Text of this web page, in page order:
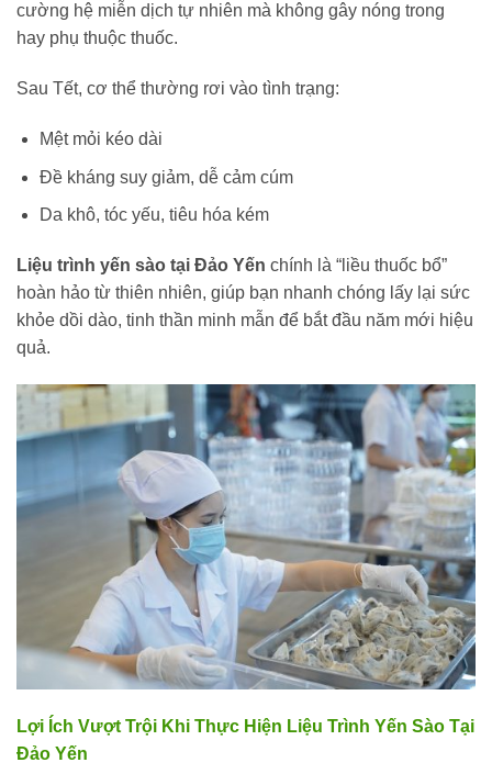
cường hệ miễn dịch tự nhiên mà không gây nóng trong
hay phụ thuộc thuốc.
Sau Tết, cơ thể thường rơi vào tình trạng:
Mệt mỏi kéo dài
Đề kháng suy giảm, dễ cảm cúm
Da khô, tóc yếu, tiêu hóa kém
Liệu trình yến sào tại Đảo Yến chính là “liều thuốc bổ”
hoàn hảo từ thiên nhiên, giúp bạn nhanh chóng lấy lại sức
khỏe dồi dào, tinh thần minh mẫn để bắt đầu năm mới hiệu
quả.
Lợi Ích Vượt Trội Khi Thực Hiện Liệu Trình Yến Sào Tại
Đảo Yến